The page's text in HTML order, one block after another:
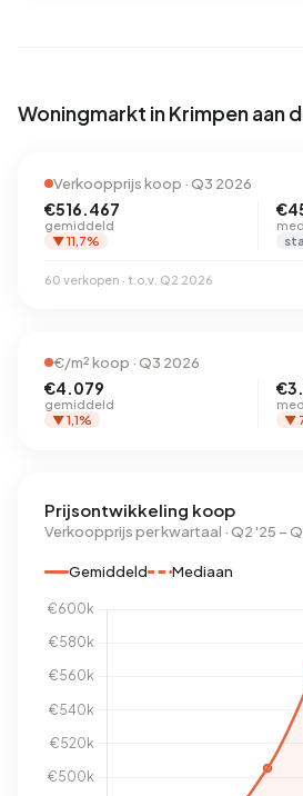
Woningmarkt in Krimpen aan
Verkoopprijs koop · Q3 2026
€516.467
gemiddeld
▼ 11,7%
60 verkopen · t.o.v. Q2 2026
€/m² koop · Q3 2026
€4.079
gemiddeld
▼ 1,1%
▼
Prijsontwikkeling koop
Verkoopprijs per kwartaal · Q2 '25 –
Gemiddeld Mediaan